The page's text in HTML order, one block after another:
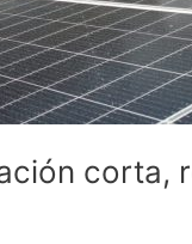
corta,